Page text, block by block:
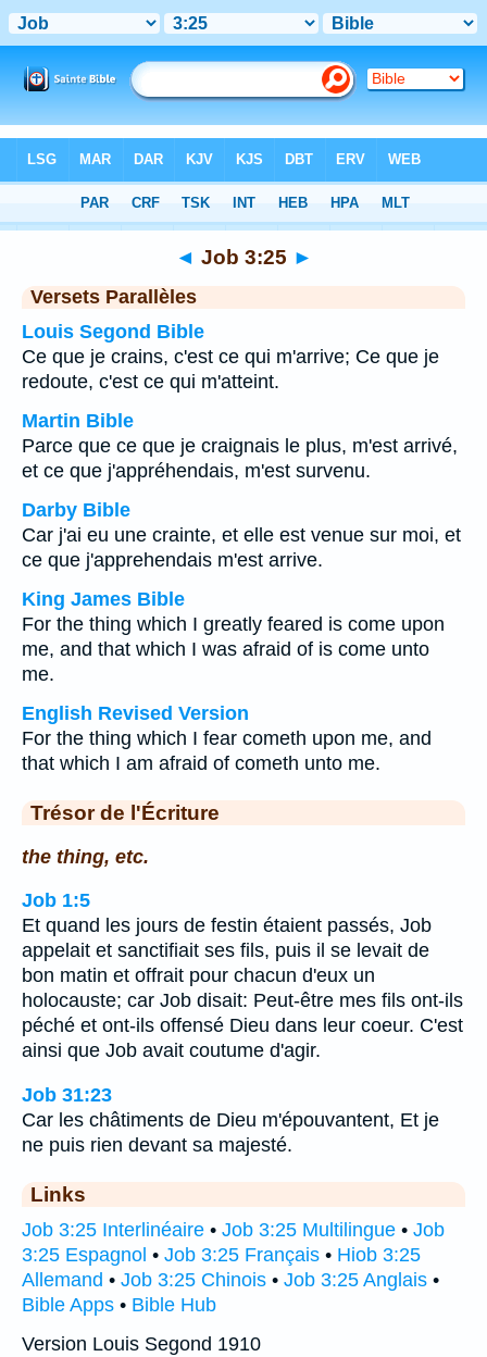
Chapitre 3 > Verset 25
◄ Job 3:25 ►
Versets Parallèles
Louis Segond Bible
Ce que je crains, c'est ce qui m'arrive; Ce que je
redoute, c'est ce qui m'atteint.
Martin Bible
Parce que ce que je craignais le plus, m'est arrivé,
et ce que j'appréhendais, m'est survenu.
Darby Bible
Car j'ai eu une crainte, et elle est venue sur moi, et
ce que j'apprehendais m'est arrive.
King James Bible
For the thing which I greatly feared is come upon
me, and that which I was afraid of is come unto
me.
English Revised Version
For the thing which I fear cometh upon me, and
that which I am afraid of cometh unto me.
Trésor de l'Écriture
the thing, etc.
Job 1:5
Et quand les jours de festin étaient passés, Job
appelait et sanctifiait ses fils, puis il se levait de
bon matin et offrait pour chacun d'eux un
holocauste; car Job disait: Peut-être mes fils ont-ils
péché et ont-ils offensé Dieu dans leur coeur. C'est
ainsi que Job avait coutume d'agir.
Job 31:23
Car les châtiments de Dieu m'épouvantent, Et je
ne puis rien devant sa majesté.
Links
Job 3:25 Interlinéaire • Job 3:25 Multilingue • Job
3:25 Espagnol • Job 3:25 Français • Hiob 3:25
Allemand • Job 3:25 Chinois • Job 3:25 Anglais •
Bible Apps • Bible Hub
Version Louis Segond 1910